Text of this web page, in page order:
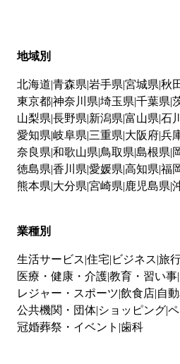
地域別
北海道 青森県 岩手県 宮城県 秋
東京都神奈川県 埼玉県 千葉県
山梨県 長野県 新潟県 富山県 石
愛知県 岐阜県 三重県 大阪府兵
奈良県 和歌山県 鳥取県 島根県
徳島県 香川県 愛媛県 高知県 福
熊本県 大分県 宮崎県 鹿児島県
業種別
生活サービス 住宅 ビジネス 旅
医療・健康・介護教育・習い事
レジャー・スポーツ 飲食店 自
公共機関・団体 ショッピング
冠婚葬祭・イベント 歯科